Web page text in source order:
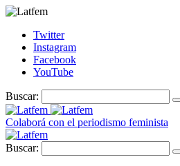
Twitter
Instagram
Facebook
YouTube
Buscar:
Colaborá con el periodismo feminista
Buscar: